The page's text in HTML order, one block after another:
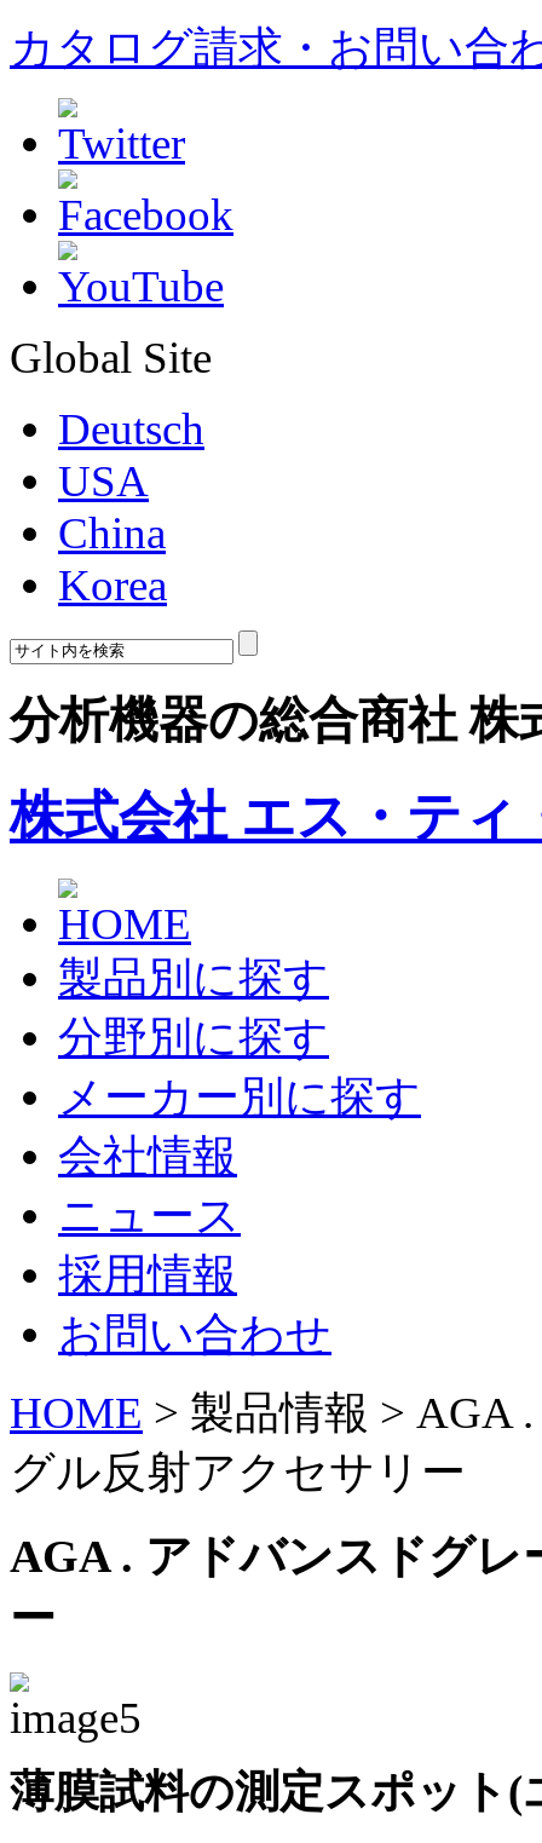
カタログ請求・お問い合
Global Site
Deutsch
USA
China
Korea
分析機器の総合商社
株式会社 エス・ティ
製品別に探す
分野別に探す
メーカー別に探す
会社情報
ニュース
採用情報
お問い合わせ
HOME > 製品情報 > AGA
グル反射アクセサリー
AGA . アドバンスドグ
ー
薄膜試料の測定スポット